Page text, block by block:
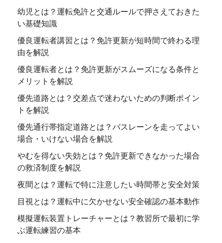
幼児とは？運転免許と交通ルールで押さえておきた
い基礎知識
優良運転者講習とは？免許更新が短時間で終わる理
由を解説
優良運転者とは？免許更新がスムーズになる条件と
メリットを解説
優先道路とは？交差点で迷わないための判断ポイン
トを解説
優先通行帯指定道路とは？バスレーンを走ってよい
場合・いけない場合を解説
やむを得ない失効とは？免許更新できなかった場合
の救済制度を解説
夜間とは？運転で特に注意したい時間帯と安全対策
目視とは？運転中に欠かせない安全確認の基本動作
模擬運転装置トレーチャーとは？教習所で最初に学
ぶ運転練習の基本